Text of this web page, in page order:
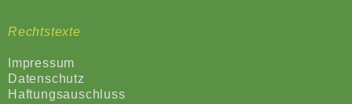
Rechtstexte
Impressum
Datenschutz
Haftungsauschluss